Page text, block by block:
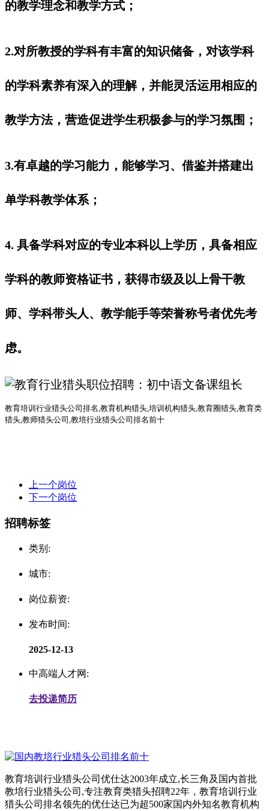
的教学理念和教学方式；
2.对所教授的学科有丰富的知识储备，对该学科
的学科素养有深入的理解，并能灵活运用相应的
教学方法，营造促进学生积极参与的学习氛围；
3.有卓越的学习能力，能够学习、借鉴并搭建出
单学科教学体系；
4. 具备学科对应的专业本科以上学历，具备相应
学科的教师资格证书，获得市级及以上骨干教
师、学科带头人、教学能手等荣誉称号者优先考
虑。
教育培训行业猎头公司排名,教育机构猎头,培训机构猎头,教育圈猎头,教育类
猎头,教师猎头公司,教培行业猎头公司排名前十
上一个岗位
下一个岗位
招聘标签
类别:
城市:
岗位薪资:
发布时间:
2025-12-13
中高端人才网:
去投递简历
教育培训行业猎头公司优仕达2003年成立,长三角及国内首批
教培行业猎头公司,专注教育类猎头招聘22年，教育培训行业
猎头公司排名领先的优仕达已为超500家国内外知名教育机构